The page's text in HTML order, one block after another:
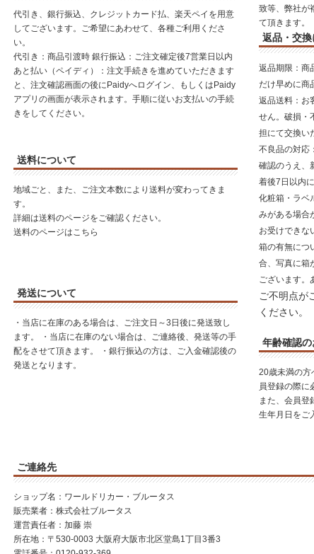
代引き、銀行振込、クレジットカード払、楽天ペイを用意
してございます。ご希望にあわせて、各種ご利用くださ
い。
代引き：商品引渡時 銀行振込：ご注文確定後7営業日以内
あと払い（ペイディ）：注文手続きを進めていただきます
と、注文確認画面の後にPaidyへログイン、もしくはPaidy
アプリの画面が表示されます。手順に従いお支払いの手続
きをしてください。
送料について
地域ごと、また、ご注文本数により送料が変わってきま
す。
詳細は送料のページをご確認ください。
送料のページはこちら
発送について
・当店に在庫のある場合は、ご注文日～3日後に発送致し
ます。 ・当店に在庫のない場合は、ご連絡後、発送等の手
配をさせて頂きます。 ・銀行振込の方は、ご入金確認後の
発送となります。
致等、弊社が
て頂きます。
返品・交
返品期限 ：
だけ早めに商
返品送料：お
せん。破損・
担にて交換い
不良品の対応
確認のうえ、
着後7日以内
化粧箱・ラベ
みがある場合
お受けできな
箱の有無につ
合、写真に箱
ございます。
ご不明点が
ください。
年齢確認
20歳未満の方
員登録の際に
また、会員登
生年月日をご
ご連絡先
ショップ名：ワールドリカー・ブルータス
販売業者：株式会社ブルータス
運営責任者：加藤 崇
所在地：〒530-0003 大阪府大阪市北区堂島1丁目3番3